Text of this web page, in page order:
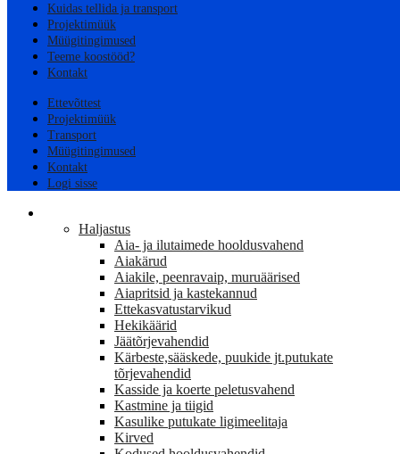
Kuidas tellida ja transport
Projektimüük
Müügitingimused
Teeme koostööd?
Kontakt
Ettevõttest
Projektimüük
Transport
Müügitingimused
Kontakt
Logi sisse
Haljastus
Aia- ja ilutaimede hooldusvahend
Aiakärud
Aiakile, peenravaip, muruäärised
Aiapritsid ja kastekannud
Ettekasvatustarvikud
Hekikäärid
Jäätõrjevahendid
Kärbeste,sääskede, puukide jt.putukate
tõrjevahendid
Kasside ja koerte peletusvahend
Kastmine ja tiigid
Kasulike putukate ligimeelitaja
Kirved